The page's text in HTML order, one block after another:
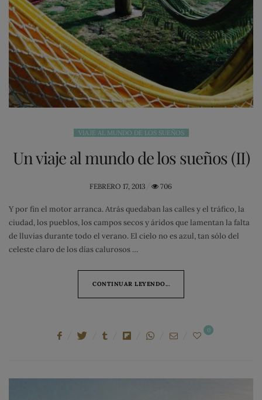
VIAJE AL MUNDO DE LOS SUEÑOS
Un viaje al mundo de los sueños (II)
POSTED
FEBRERO 17, 2013 706
Y por fin el motor arranca. Atrás quedaban las calles y el tráfico, la
ciudad, los pueblos, los campos secos y áridos que lamentan la falta
de lluvias durante todo el verano. El cielo no es azul, tan sólo del
celeste claro de los días calurosos …
CONTINUAR LEYENDO...
0